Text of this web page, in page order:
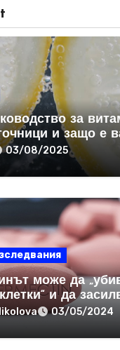
за
и защо е
03/08/2025
може да
и да
03/05/2024